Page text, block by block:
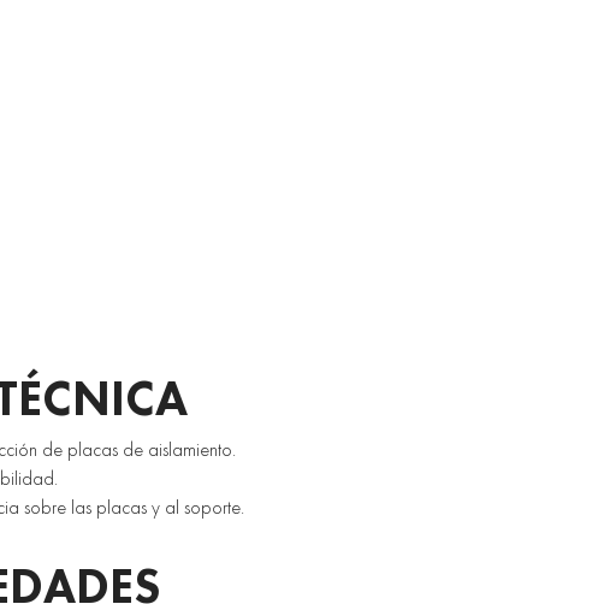
de placas de aislamiento.
sobre las placas y al soporte.